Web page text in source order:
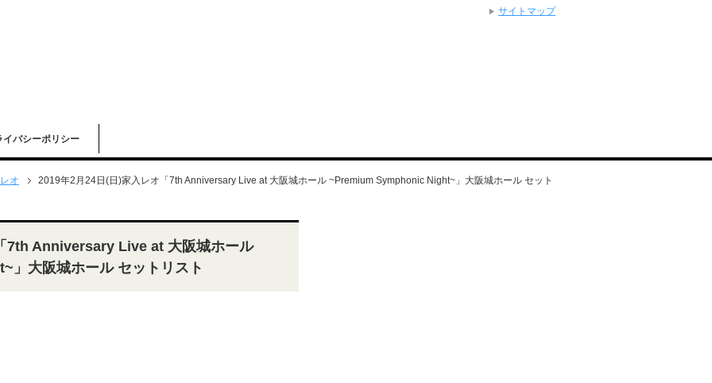
イバシーポリシー
オ
2019年2月24日(日)家入レオ「7th Anniversary Live at 大阪城ホール ~Premium Symphonic Night~」大阪城ホール セット
7th Anniversary Live at 大阪城ホール
大阪城ホール セットリスト
サイトマップ